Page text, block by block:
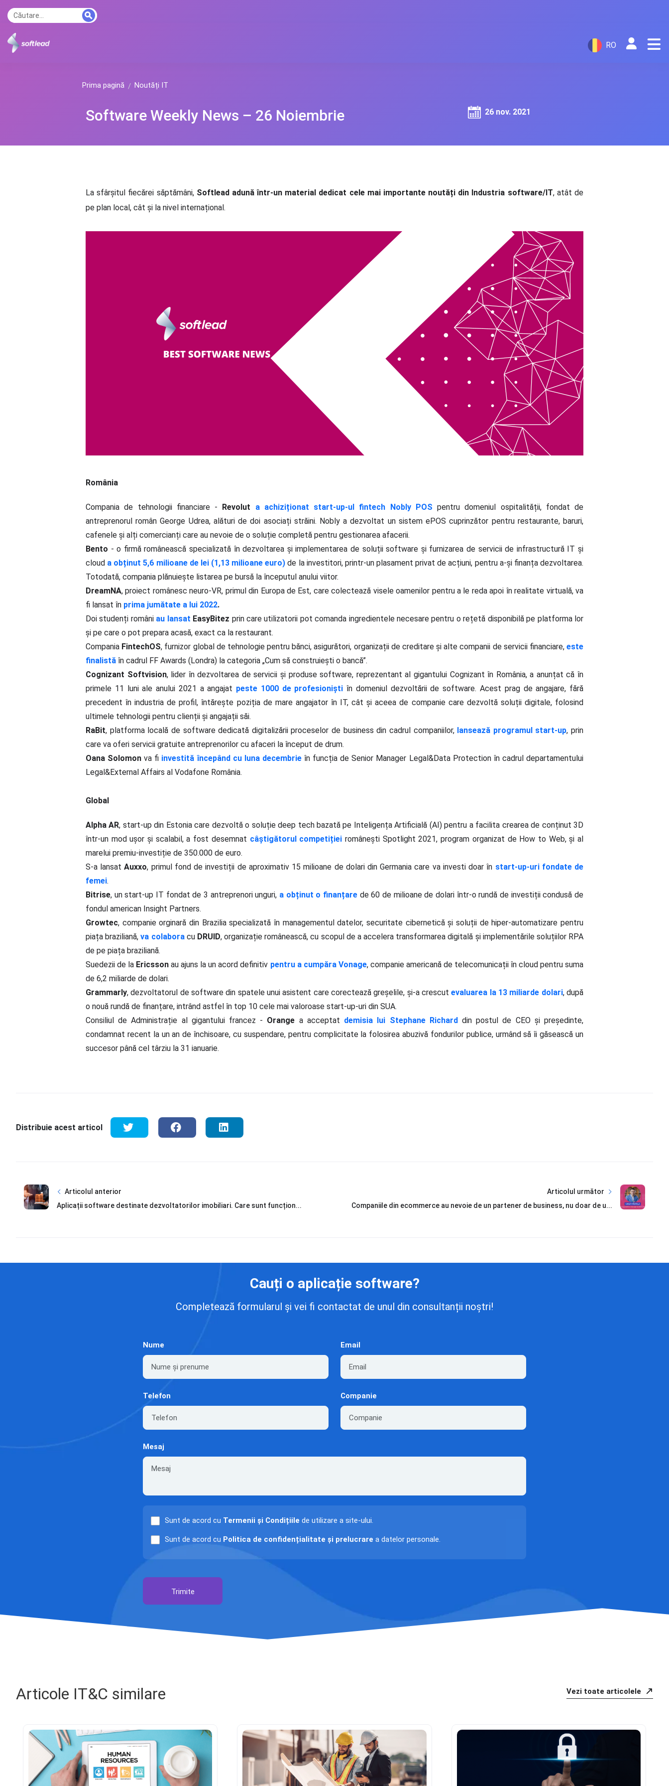
RO
Prima pagină Noutăți IT
Software Weekly News – 26 Noiembrie 26 nov. 2021
La sfârșitul fiecărei săptămâni, Softlead adună într-un material dedicat cele mai importante noutăți din Industria software/IT, atât de
pe plan local, cât și la nivel internațional.
România
Compania de tehnologii financiare - Revolut a achiziționat start-up-ul fintech Nobly POS pentru domeniul ospitalității, fondat de
antreprenorul român George Udrea, alături de doi asociați străini. Nobly a dezvoltat un sistem ePOS cuprinzător pentru restaurante, baruri,
cafenele și alți comercianți care au nevoie de o soluție completă pentru gestionarea afacerii.
Bento - o firmă românească specializată în dezvoltarea și implementarea de soluții software și furnizarea de servicii de infrastructură IT și
cloud a obținut 5,6 milioane de lei (1,13 milioane euro) de la investitori, printr-un plasament privat de acțiuni, pentru a-și finanța dezvoltarea.
Totodată, compania plănuiește listarea pe bursă la începutul anului viitor.
DreamNA, proiect românesc neuro-VR, primul din Europa de Est, care colectează visele oamenilor pentru a le reda apoi în realitate virtuală, va
fi lansat în prima jumătate a lui 2022.
Doi studenți români au lansat EasyBitez prin care utilizatorii pot comanda ingredientele necesare pentru o rețetă disponibilă pe platforma lor
și pe care o pot prepara acasă, exact ca la restaurant.
Compania FintechOS, furnizor global de tehnologie pentru bănci, asigurători, organizații de creditare și alte companii de servicii financiare,este
finalistă în cadrul FF Awards (Londra) la categoria „Cum să construiești o bancă”.
Cognizant Softvision, lider în dezvoltarea de servicii și produse software, reprezentant al gigantului Cognizant în România, a anunțat că în
primele 11 luni ale anului 2021 a angajat peste 1000 de profesioniști în domeniul dezvoltării de software. Acest prag de angajare, fără
precedent în industria de profil, întărește poziția de mare angajator în IT, cât și aceea de companie care dezvoltă soluții digitale, folosind
ultimele tehnologii pentru clienții și angajații săi.
RaBit, platforma locală de software dedicată digitalizării proceselor de business din cadrul companiilor, lansează programul start-up, prin
care va oferi servicii gratuite antreprenorilor cu afaceri la început de drum.
Oana Solomon va fi investită începând cu luna decembrieîn funcția de Senior Manager Legal&Data Protection în cadrul departamentului
Legal&External Affairs al Vodafone România.
Global
Alpha AR, start-up din Estonia care dezvoltă o soluție deep tech bazată pe Inteligența Artificială (AI) pentru a facilita crearea de conținut 3D
într-un mod ușor și scalabil, a fost desemnat câștigătorul competiției românești Spotlight 2021, program organizat de How to Web, și al
marelui premiu-investiție de 350.000 de euro.
S-a lansatAuxxo, primul fond de investiții de aproximativ 15 milioane de dolari din Germania care va investi doar în start-up-uri fondate de
femei.
Bitrise, un start-up IT fondat de 3 antreprenori unguri, a obținut o finanțare de 60 de milioane de dolari într-o rundă de investiții condusă de
fondul american Insight Partners.
Growtec, companie orginară din Brazilia specializată în managementul datelor, securitate cibernetică și soluții de hiper-automatizare pentru
piața braziliană,va colaboracu DRUID, organizație românească, cu scopul de a accelera transformarea digitală și implementările soluțiilor RPA
de pe piața braziliană.
Suedezii de la Ericsson au ajuns la un acord definitiv pentru a cumpăra Vonage, companie americană de telecomunicații în cloud pentru suma
de 6,2 miliarde de dolari.
Grammarly, dezvoltatorul de software din spatele unui asistent care corectează greșelile, și-a crescutevaluarea la 13 miliarde dolari, după
o nouă rundă de finanțare, intrând astfel în top 10 cele mai valoroase start-up-uri din SUA.
Consiliul de Administrație al gigantului francez - Orange a acceptat demisia lui Stephane Richarddin postul de CEO și președinte,
condamnat recent la un an de închisoare, cu suspendare, pentru complicitate la folosirea abuzivă fondurilor publice, urmând să îi găsească un
succesor până cel târziu la 31 ianuarie.
Distribuie acest articol
Articolul anterior
Aplicații software destinate dezvoltatorilor imobiliari. Care sunt funcțion...
Articolul următor
Companiile din ecommerce au nevoie de un partener de business, nu doar de u...
Cauți o aplicație software?
Completează formularul și vei fi contactat de unul din consultanții noștri!
Nume Email
Telefon Companie
Mesaj
Sunt de acord cu Termenii și Condițiile de utilizare a site-ului.
Sunt de acord cu Politica de confidențialitate și prelucrare a datelor personale.
Trimite
Articole IT&C similare Vezi toate articolele